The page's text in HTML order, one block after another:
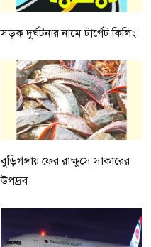
সড়ক দুর্ঘটনার নামে টার্গেট কিলিং
বুড়িগঙ্গায় ফের রাক্ষুসে সাকারের
উপদ্রব